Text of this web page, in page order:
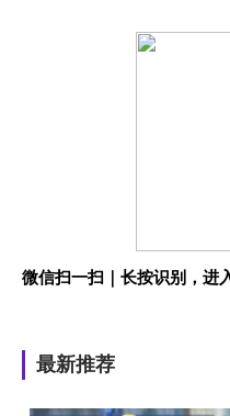
微信扫一扫｜长按识别，进
最新推荐